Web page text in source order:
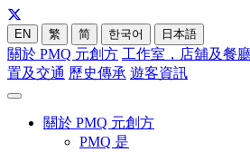
EN 繁 简 한국어 日本語
關於 PMQ 元創方 工作室，店舖及餐
置及交通 歷史傳承 遊客資訊
關於 PMQ 元創方
PMQ 是